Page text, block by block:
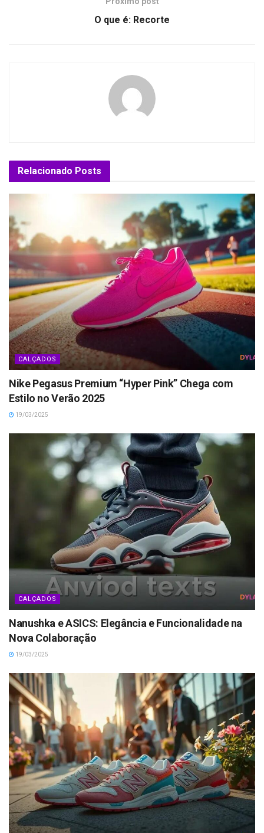
O que é: Recorte
Relacionado Posts
CALÇADOS
Nike Pegasus Premium “Hyper Pink” Chega com
Estilo no Verão 2025
19/03/2025
CALÇADOS
Nanushka e ASICS: Elegância e Funcionalidade na
Nova Colaboração
19/03/2025